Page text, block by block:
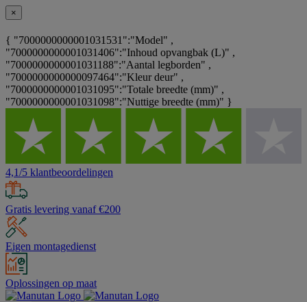
×
{ "7000000000001031531":"Model" ,
"7000000000001031406":"Inhoud opvangbak (L)" ,
"7000000000001031188":"Aantal legborden" ,
"7000000000000097464":"Kleur deur" ,
"7000000000001031095":"Totale breedte (mm)" ,
"7000000000001031098":"Nuttige breedte (mm)" }
4,1/5 klantbeoordelingen
Gratis levering vanaf €200
Eigen montagedienst
Oplossingen op maat